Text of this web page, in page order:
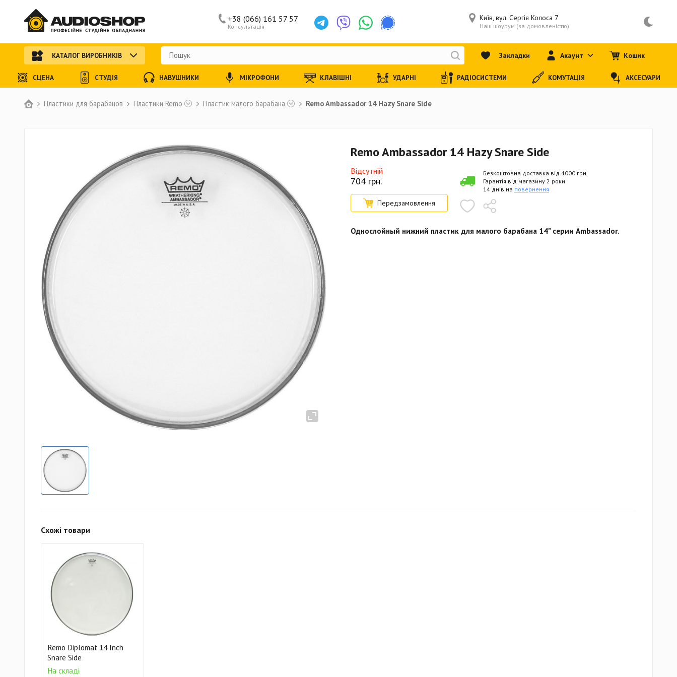
Пластики для барабанов Пластики Remo Пластик малого барабана Remo Ambassador 14 Hazy Snare Side
Remo Ambassador 14 Hazy Snare Side
Відсутній
704 грн.
Передзамовлення
Безкоштовна доставка від 4000 грн.
Гарантія від магазину 2 роки
14 днів на повернення
Однослойный нижний пластик для малого барабана 14" серии Ambassador.
Схожі товари
Remo Diplomat 14 Inch
Snare Side
На складі
Консультація
+38 (066) 161 57 57 Київ, вул. Сергія Колоса 7
Наш шоурум (за домовленістю)
КАТАЛОГ ВИРОБНИКІВ Закладки Акаунт Кошик
СЦЕНА СТУДІЯ НАВУШНИКИ МІКРОФОНИ КЛАВІШНІ УДАРНІ РАДІОСИСТЕМИ КОМУТАЦІЯ АКСЕСУАРИ